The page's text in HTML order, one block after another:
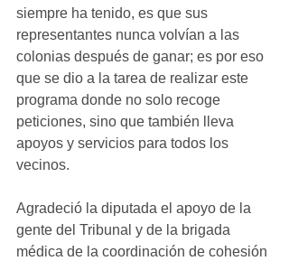
siempre ha tenido, es que sus
representantes nunca volvían a las
colonias después de ganar; es por eso
que se dio a la tarea de realizar este
programa donde no solo recoge
peticiones, sino que también lleva
apoyos y servicios para todos los
vecinos.
Agradeció la diputada el apoyo de la
gente del Tribunal y de la brigada
médica de la coordinación de cohesión